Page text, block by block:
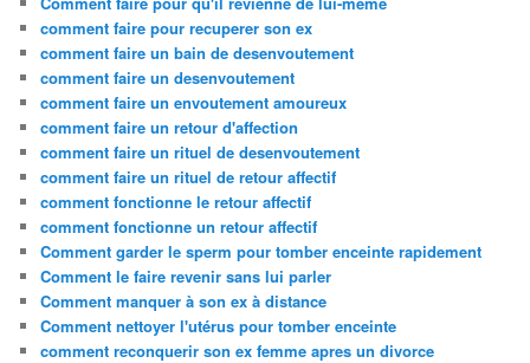
comment faire pour recuperer son ex
comment faire un bain de desenvoutement
comment faire un desenvoutement
comment faire un envoutement amoureux
comment faire un retour d'affection
comment faire un rituel de desenvoutement
comment faire un rituel de retour affectif
comment fonctionne le retour affectif
comment fonctionne un retour affectif
Comment garder le sperm pour tomber enceinte rapidement
Comment le faire revenir sans lui parler
Comment manquer à son ex à distance
Comment nettoyer l'utérus pour tomber enceinte
comment reconquerir son ex femme apres un divorce